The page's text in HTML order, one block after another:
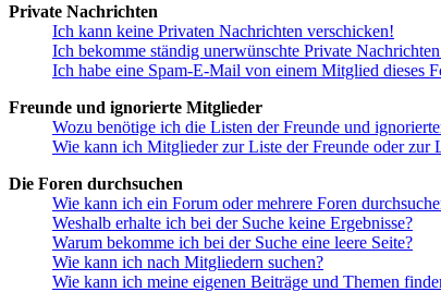
Private Nachrichten
Ich kann keine Privaten Nachrichten verschicken!
Ich bekomme ständig unerwünschte Private
Ich habe eine Spam-E-Mail von einem Mitglied dieses
Freunde und ignorierte Mitglieder
Wozu benötige ich die Listen der Freunde und
Wie kann ich Mitglieder zur Liste der Freunde oder zur
Die Foren durchsuchen
Wie kann ich ein Forum oder mehrere Foren
Weshalb erhalte ich bei der Suche keine Ergebnisse?
Warum bekomme ich bei der Suche eine leere Seite?
Wie kann ich nach Mitgliedern suchen?
Wie kann ich meine eigenen Beiträge und Themen